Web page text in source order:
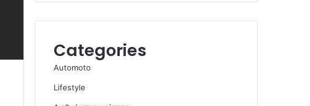
Categories
Automoto
Lifestyle